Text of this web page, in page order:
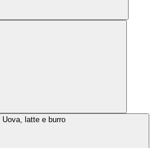
Uova, latte e burro